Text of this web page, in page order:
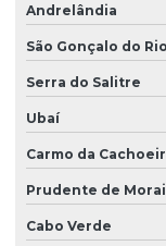
Produtor de grama
Produtor de grama
Produtor de grama
Produtor de grama
Produtor de grama
Andrelândia
São Gonçalo do
Serra do Salitre
Ubaí
Carmo da
Prudente de
Cabo Verde